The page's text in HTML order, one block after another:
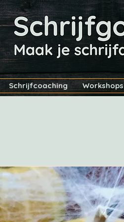
Schrijfcoaching Workshops